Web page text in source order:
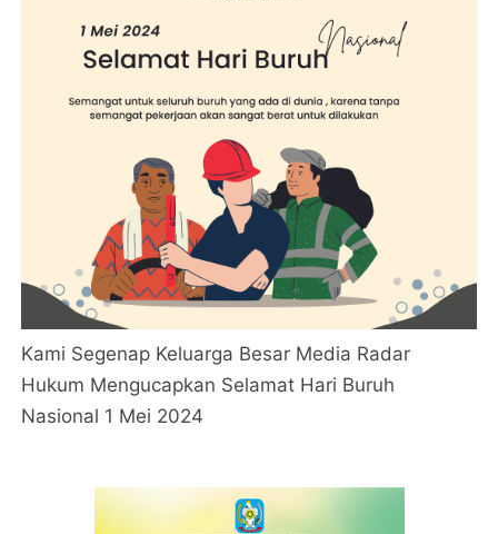
Kami Segenap Keluarga Besar Media Radar
Hukum Mengucapkan Selamat Hari Buruh
Nasional 1 Mei 2024